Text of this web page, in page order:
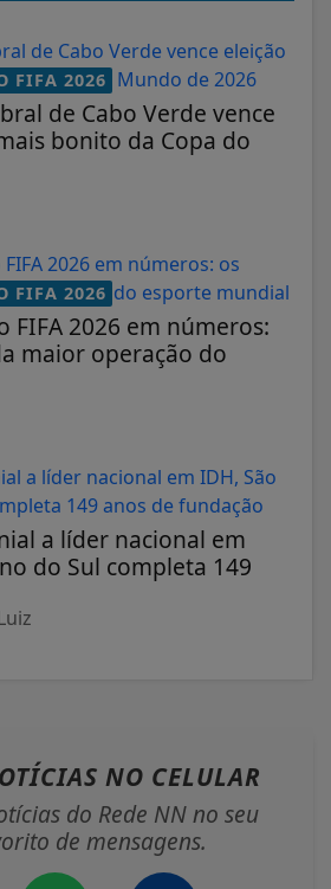
FIFA 2026
de Cabo Verde vence
bonito da Copa do
FIFA 2026
FIFA 2026 em números:
maior operação do
a líder nacional em
do Sul completa 149
NO CELULAR
do Rede NN no seu
de mensagens.